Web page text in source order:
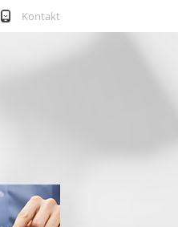
Kontakt